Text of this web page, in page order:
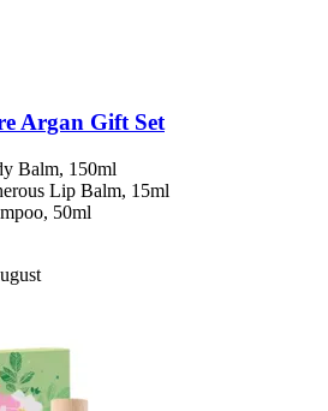
Argan Gift Set
Balm, 150ml
Lip Balm, 15ml
50ml